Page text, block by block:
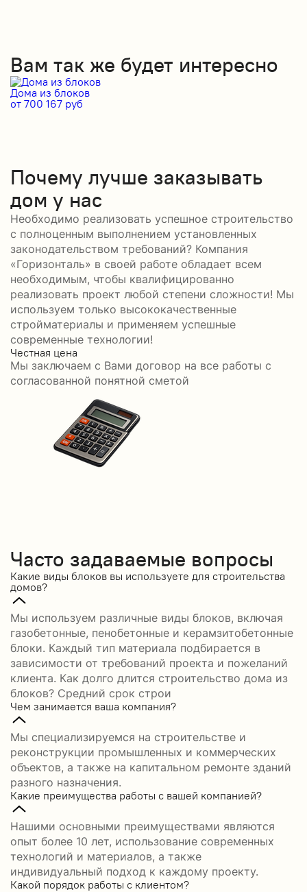
Вам так же будет интересно
Дома из блоков
от 700 167 руб
Почему лучше заказывать
дом у нас
Необходимо реализовать успешное строительство
с полноценным выполнением установленных
законодательством требований? Компания
«Горизонталь» в своей работе обладает всем
необходимым, чтобы квалифицированно
реализовать проект любой степени сложности! Мы
используем только высококачественные
стройматериалы и применяем успешные
современные технологии!
Честная цена
Мы заключаем с Вами договор на все работы с
согласованной понятной сметой
Часто задаваемые вопросы
Какие виды блоков вы используете для строительства
домов?
Мы используем различные виды блоков, включая
газобетонные, пенобетонные и керамзитобетонные
блоки. Каждый тип материала подбирается в
зависимости от требований проекта и пожеланий
клиента. Как долго длится строительство дома из
блоков? Средний срок строи
Чем занимается ваша компания?
Мы специализируемся на строительстве и
реконструкции промышленных и коммерческих
объектов, а также на капитальном ремонте зданий
разного назначения.
Какие преимущества работы с вашей компанией?
Нашими основными преимуществами являются
опыт более 10 лет, использование современных
технологий и материалов, а также
индивидуальный подход к каждому проекту.
Какой порядок работы с клиентом?